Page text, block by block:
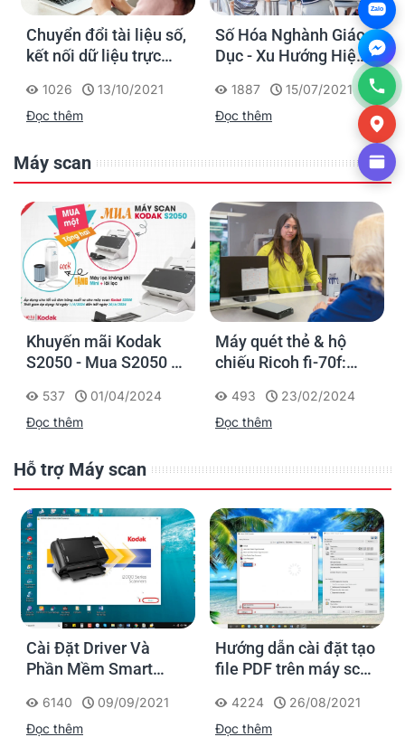
Chuyển đổi tài liệu số,
kết nối dữ liệu trực
điều kiện làm việc thời
Covid và hậu Covid
1026
13/10/2021
Đọc thêm
Số Hóa Nghành Giáo
Dục - Xu Hướng Hiện
1887
15/07/2021
Đọc thêm
Máy scan
Khuyến mãi Kodak
S2050 - Mua S2050 -
Khí Mini + Lõi lọc dự
phòng
537
01/04/2024
Đọc thêm
Máy quét thẻ & hộ
chiếu Ricoh fi-70f:
tưởng để sử dụng tại
quầy giao dịch
493
23/02/2024
Đọc thêm
Hỗ trợ Máy scan
Cài Đặt Driver Và
Phần Mềm Smart
Kodak i2000
6140
09/09/2021
Đọc thêm
Hướng dẫn cài đặt tạo
file PDF trên máy scan
4224
26/08/2021
Đọc thêm
Zalo